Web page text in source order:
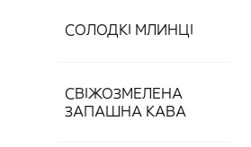
СОЛОДКІ МЛИНЦІ
СВІЖОЗМЕЛЕНА
ЗАПАШНА КАВА